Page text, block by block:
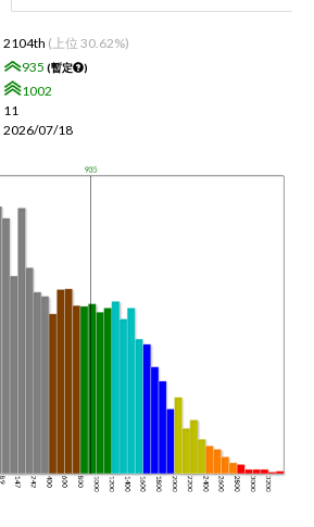
2104th (上位 30.62%)
935 (暫定 )
1002
11
2026/07/18